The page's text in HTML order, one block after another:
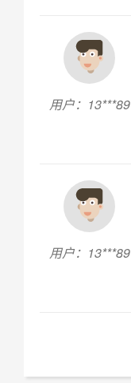
用户：13***89
用户：13***89